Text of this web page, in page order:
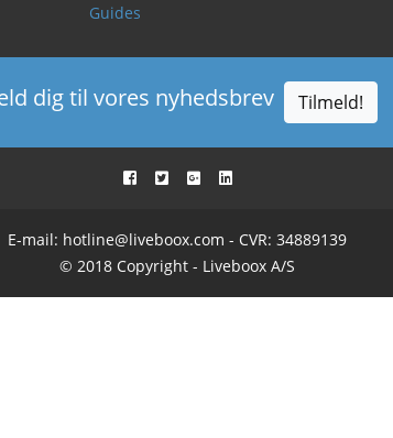
Guides
dig til vores nyhedsbrev Tilmeld!
E-mail: hotline@liveboox.com - CVR: 34889139
© 2018 Copyright - Liveboox A/S